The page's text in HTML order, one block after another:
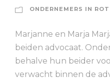
ONDERNEMERS IN
Marjanne en Marja
beiden advocaat.
behalve hun beider
verwacht binnen de